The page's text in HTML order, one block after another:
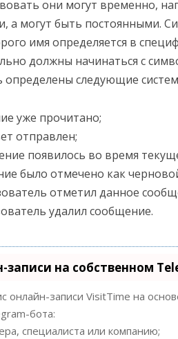
они могут временно,
а могут быть постоянными.
имя определяется в
должны начинаться с
определены следующие
уже прочитано;
отправлен;
появилось во время
было отмечено как
отметил данное
удалил сообщение.
записи на собственном
онлайн-записи VisitTime на
бота:
специалиста или компанию;